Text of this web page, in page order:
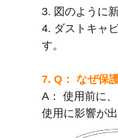
3. 図のように
4. ダストキャ
す。
7. Q： なぜ保
A：
使用前に
使用に影響が